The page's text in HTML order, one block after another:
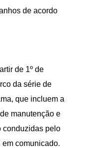
de acordo
de 1º de
da série de
que incluem a
manutenção e
conduzidas pelo
em comunicado.